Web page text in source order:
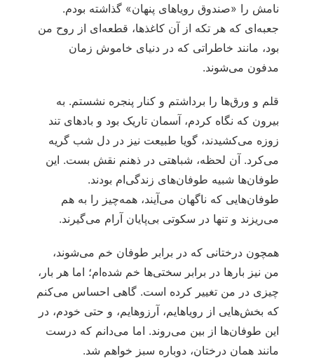
نامش را «صندوق رویاهای پنهان» گذاشته بودم.
جعبه‌ای که هر تکه از آن کاغذها، قطعه‌ای از روح من
بود، مانند خاطراتی که در دنیای خاموش زمان
مدفون می‌شوند.
قلم و ورق‌ها را برداشتم و کنار پنجره نشستم. به
بیرون که نگاه کردم، آسمان تاریک بود و بادهای تند
زوزه می‌کشیدند، گویا طبیعت نیز در دل شب گریه
می‌کرد. آن لحظه، شباهتی در ذهنم نقش بست. این
طوفان‌ها شبیه طوفان‌های زندگی‌ام بودند.
طوفان‌هایی که ناگهان می‌آیند، همه‌چیز را به هم
می‌ریزند و تنها در سکوتی بی‌پایان آرام می‌گیرند.
همچون درختانی که در برابر طوفان خم می‌شوند،
من نیز بارها در برابر سختی‌ها خم شده‌ام؛ اما هر بار،
چیزی در من تغییر کرده است. گاهی احساس می‌کنم
که بخش‌هایی از رویاهایم، آرزوهایم، و حتی خودم، در
این طوفان‌ها از بین می‌روند. اما می‌دانم که درست
مانند همان درختان، دوباره سبز خواهم شد.